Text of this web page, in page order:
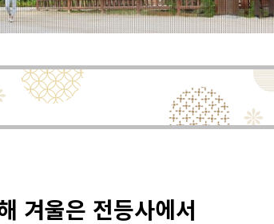
겨울은 전등사에서